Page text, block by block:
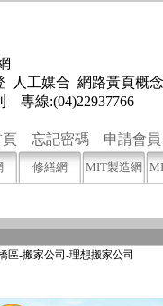
人工媒合 網路黃頁概
專線:(04)22937766
頁 忘記密碼 申請會員
修繕網 MIT製造網
區-搬家公司-理想搬家公司